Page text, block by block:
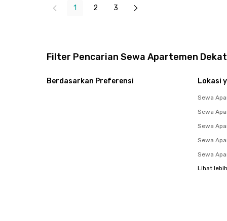
1 2 3
Filter Pencarian Sewa Apartemen
Berdasarkan Preferensi Lokasi
Sewa
Sewa
Sewa
Sewa
Sewa
Lihat